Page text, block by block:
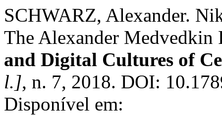
SCHWARZ, Alexander.
The Alexander Medvedkin
and Digital Cultures of
l.], n. 7, 2018. DOI:
Disponível em: